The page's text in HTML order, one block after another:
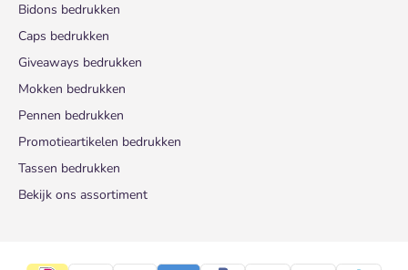
Bidons bedrukken
Caps bedrukken
Giveaways bedrukken
Mokken bedrukken
Pennen bedrukken
Promotieartikelen bedrukken
Tassen bedrukken
Bekijk ons assortiment